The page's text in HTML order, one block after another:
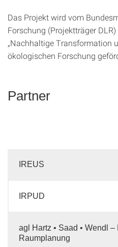
Das Projekt wird vom
Forschung (Projektträger
„Nachhaltige Transformation
ökologischen Forschung
Partner
IREUS
IRPUD
agl Hartz • Saad • Wendl
Raumplanung